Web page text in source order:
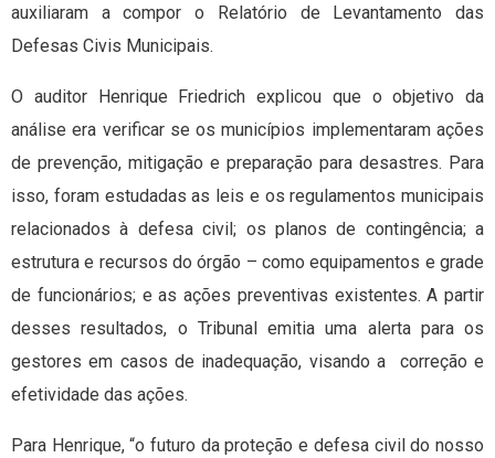
auxiliaram a compor o Relatório de Levantamento das
Defesas Civis Municipais.
O auditor Henrique Friedrich explicou que o objetivo da
análise era verificar se os municípios implementaram ações
de prevenção, mitigação e preparação para desastres. Para
isso, foram estudadas as leis e os regulamentos municipais
relacionados à defesa civil; os planos de contingência; a
estrutura e recursos do órgão – como equipamentos e grade
de funcionários; e as ações preventivas existentes. A partir
desses resultados, o Tribunal emitia uma alerta para os
gestores em casos de inadequação, visando a correção e
efetividade das ações.
Para Henrique, “o futuro da proteção e defesa civil do nosso